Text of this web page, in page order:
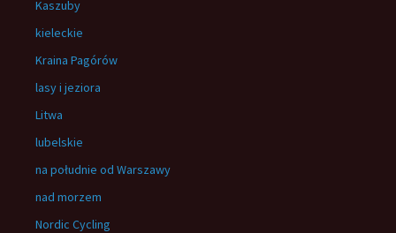
Kaszuby
kieleckie
Kraina Pagórów
lasy i jeziora
Litwa
lubelskie
na południe od Warszawy
nad morzem
Nordic Cycling